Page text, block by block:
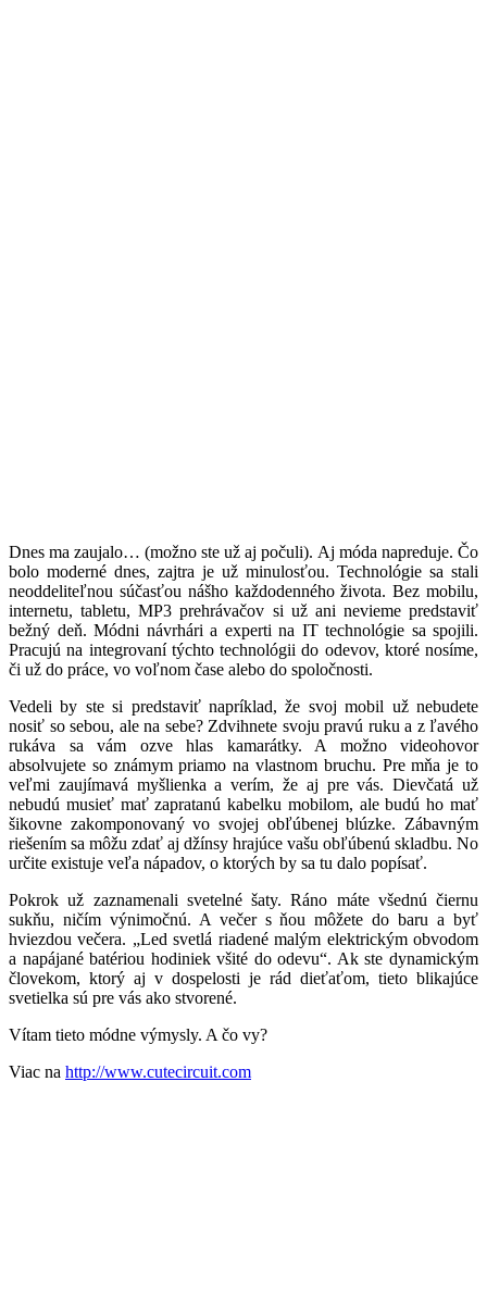
Dnes ma zaujalo… (možno ste už aj počuli). Aj móda napreduje. Čo
bolo moderné dnes, zajtra je už minulosťou. Technológie sa stali
neoddeliteľnou súčasťou nášho každodenného života. Bez mobilu,
internetu, tabletu, MP3 prehrávačov si už ani nevieme predstaviť
bežný deň. Módni návrhári a experti na IT technológie sa spojili.
Pracujú na integrovaní týchto technológii do odevov, ktoré nosíme,
či už do práce, vo voľnom čase alebo do spoločnosti.
Vedeli by ste si predstaviť napríklad, že svoj mobil už nebudete
nosiť so sebou, ale na sebe? Zdvihnete svoju pravú ruku a z ľavého
rukáva sa vám ozve hlas kamarátky. A možno videohovor
absolvujete so známym priamo na vlastnom bruchu. Pre mňa je to
veľmi zaujímavá myšlienka a verím, že aj pre vás. Dievčatá už
nebudú musieť mať zapratanú kabelku mobilom, ale budú ho mať
šikovne zakomponovaný vo svojej obľúbenej blúzke. Zábavným
riešením sa môžu zdať aj džínsy hrajúce vašu obľúbenú skladbu. No
určite existuje veľa nápadov, o ktorých by sa tu dalo popísať.
Pokrok už zaznamenali svetelné šaty. Ráno máte všednú čiernu
sukňu, ničím výnimočnú. A večer s ňou môžete do baru a byť
hviezdou večera. „Led svetlá riadené malým elektrickým obvodom
a napájané batériou hodiniek všité do odevu“. Ak ste dynamickým
človekom, ktorý aj v dospelosti je rád dieťaťom, tieto blikajúce
svetielka sú pre vás ako stvorené.
Vítam tieto módne výmysly. A čo vy?
Viac na http://www.cutecircuit.com